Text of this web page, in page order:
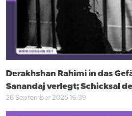
Derakhshan Rahimi in das
Sanandaj verlegt; Schicksal
26 September 2025 16:39